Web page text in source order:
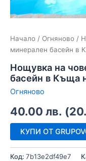
Начало / Огняново /
минерален басейн в
Нощувка на
басейн в Къща
Огняново
40.00 лв. (
КУПИ ОТ
Код: 7b13e2df49e7